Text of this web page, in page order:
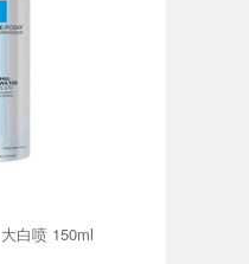
La Roche-Posay 大白喷 150ml